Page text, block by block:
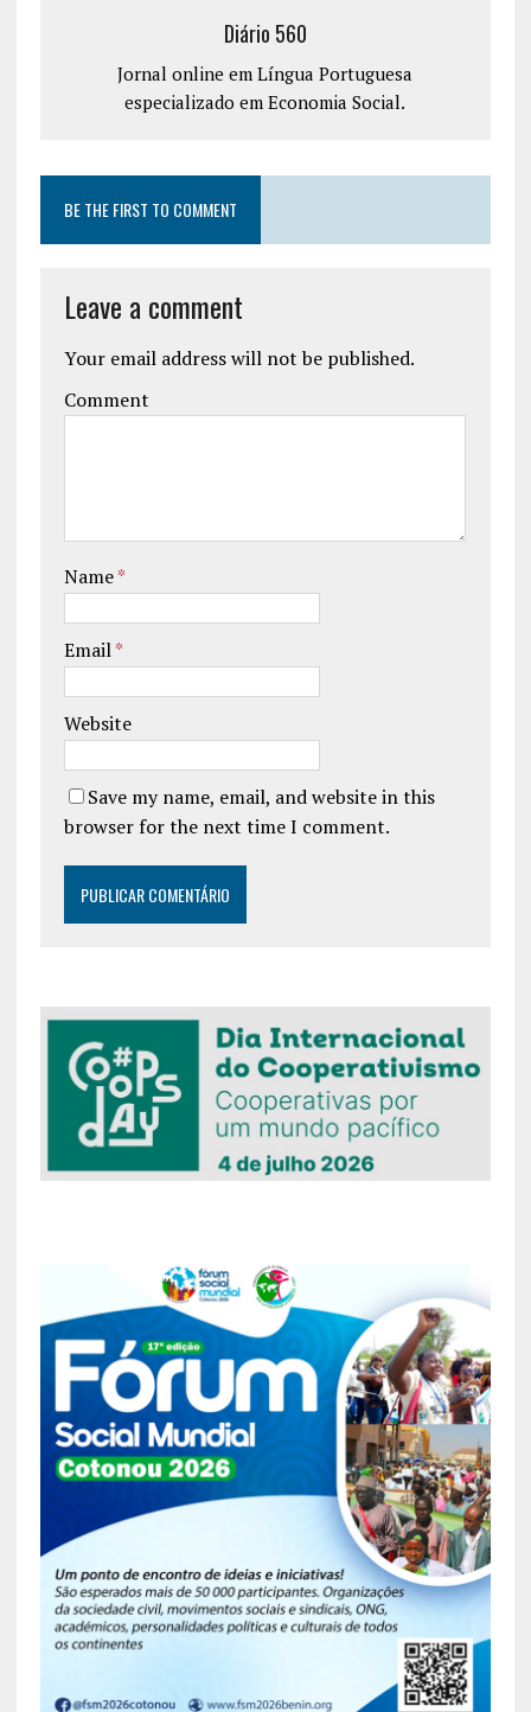
Diário 560
Jornal online em Língua Portuguesa
especializado em Economia Social.
BE THE FIRST TO COMMENT
Leave a comment
Your email address will not be published.
Comment
Name*
Email*
Website
Save my name, email, and website in this
browser for the next time I comment.